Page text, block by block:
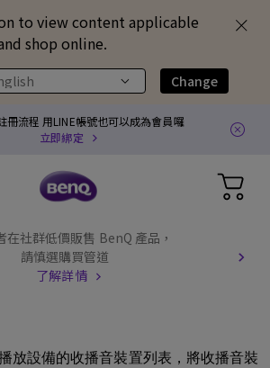
to view content applicable
shop online.
Change
冊流程 用LINE帳號也可以成為會員囉
立即綁定
在社群低價販售 BenQ 產品，
請慎選購買管道
了解詳情
放設備的收播音裝置列表，將收播音裝